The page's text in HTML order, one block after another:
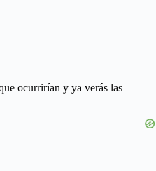
ocurrirían y ya verás las